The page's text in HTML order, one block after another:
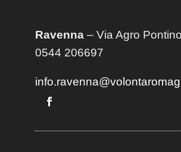
Ravenna– Via Agro
0544 206697